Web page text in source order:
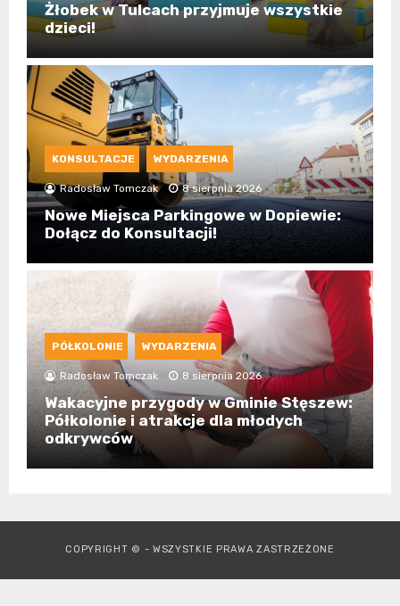
Żłobek w Tulcach przyjmuje wszystkie
dzieci!
KONSULTACJE WYDARZENIA
Radosław Tomczak 8 sierpnia 2026
Nowe Miejsca Parkingowe w Dopiewie:
Dołącz do Konsultacji!
PÓŁKOLONIE WYDARZENIA
Radosław Tomczak 8 sierpnia 2026
Wakacyjne przygody w Gminie Stęszew:
Półkolonie i atrakcje dla młodych
odkrywców
COPYRIGHT © - WSZYSTKIE PRAWA ZASTRZEŻONE